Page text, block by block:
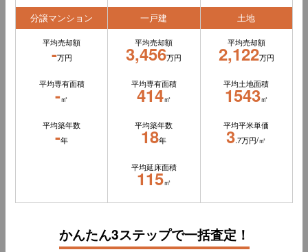
分譲マンション
平均売却額
-万円
平均専有面積
-㎡
平均築年数
-年
一戸建
平均売却額
3,456万円
平均専有面積
414㎡
平均築年数
18年
平均延床面積
115㎡
土地
平均売却額
2,122万円
平均土地面積
1543㎡
平均平米単価
3.7万円/㎡
かんたん3ステップで一括査定！